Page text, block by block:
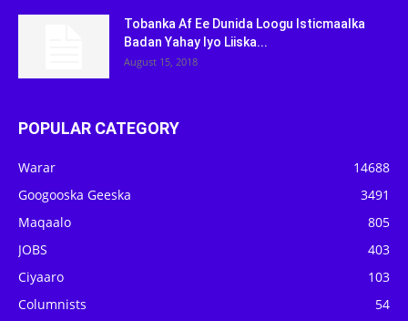
Tobanka Af Ee Dunida Loogu Isticmaalka
Badan Yahay Iyo Liiska...
August 15, 2018
POPULAR CATEGORY
Warar
14688
Googooska Geeska
3491
Maqaalo
805
JOBS
403
Ciyaaro
103
Columnists
54